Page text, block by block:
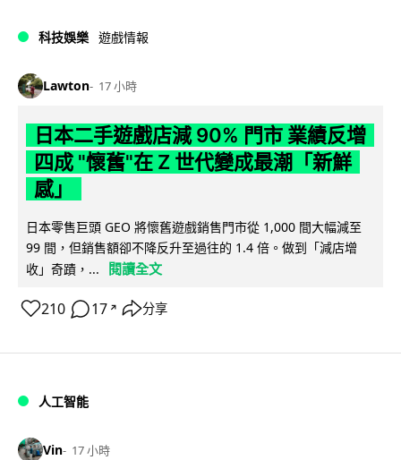
科技娛樂 遊戲情報
Lawton 17 小時
日本二手遊戲店減 90% 門市 業績反增
四成 "懷舊"在 Z 世代變成最潮「新鮮
感」
日本零售巨頭 GEO 將懷舊遊戲銷售門市從 1,000 間大幅減至
99 間，但銷售額卻不降反升至過往的 1.4 倍。做到「減店增
收」奇蹟，...
閱讀全文
210 17 ↗ 分享
人工智能
Vin 17 小時